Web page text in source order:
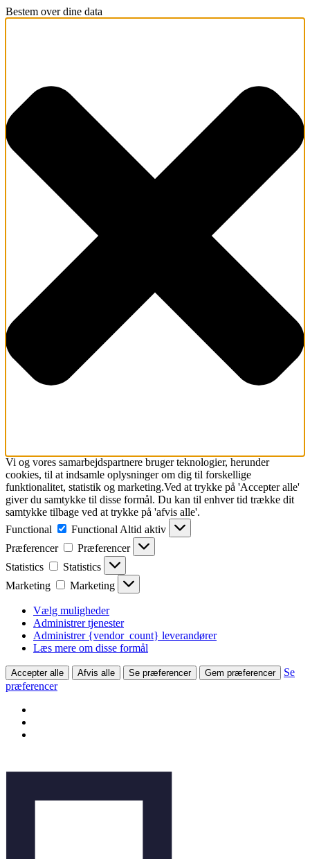
Bestem over dine data
Vi og vores samarbejdspartnere bruger teknologier, herunder
cookies, til at indsamle oplysninger om dig til forskellige
funktionalitet, statistik og marketing.Ved at trykke på 'Accepter alle'
giver du samtykke til disse formål. Du kan til enhver tid trække dit
samtykke tilbage ved at trykke på 'afvis alle'.
Functional
Functional Altid aktiv
Præferencer
Præferencer
Statistics
Statistics
Marketing
Marketing
Vælg muligheder
Administrer tjenester
Administrer {vendor_count} leverandører
Læs mere om disse formål
Accepter alle Afvis alle Se præferencer Gem præferencer
Se
præferencer